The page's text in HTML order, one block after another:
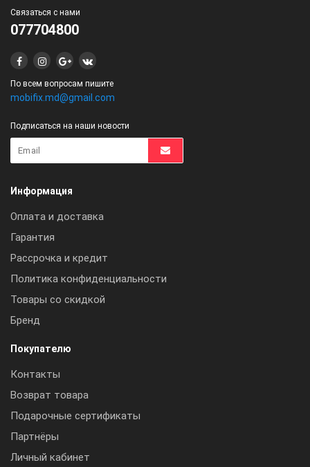
Связаться с нами
077704800
По всем вопросам пишите
mobifix.md@gmail.com
Подписаться на наши новости
Информация
Оплата и доставка
Гарантия
Рассрочка и кредит
Политика конфиденциальности
Товары со скидкой
Бренд
Покупателю
Контакты
Возврат товара
Подарочные сертификаты
Партнёры
Личный кабинет